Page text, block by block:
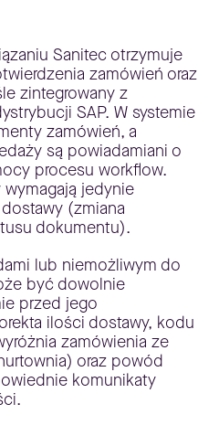
Sanitec otrzymuje
zamówień oraz
zintegrowany z
SAP. W systemie
zamówień, a
są powiadamiani o
procesu workflow.
wymagają jedynie
(zmiana
dokumentu).
lub niemożliwym do
być dowolnie
przed jego
ilości dostawy, kodu
zamówienia ze
oraz powód
komunikaty